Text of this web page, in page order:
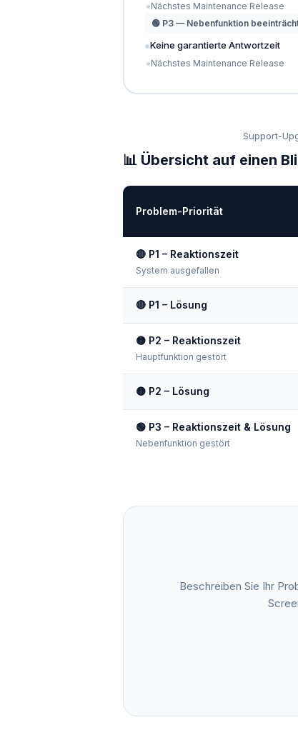
●Nächstes Maintenance Release
🟢 P3 — Nebenfunktion
●Keine garantierte Antwortzeit
●Nächstes Maintenance Release
Support-
📊 Übersicht auf einen
Problem-Priorität
🔴 P1 – Reaktionszeit
System ausgefallen
🔴 P1 – Lösung
🟡 P2 – Reaktionszeit
Hauptfunktion gestört
🟡 P2 – Lösung
🟢 P3 – Reaktionszeit & Lösung
Nebenfunktion gestört
Beschreiben Sie Ihr